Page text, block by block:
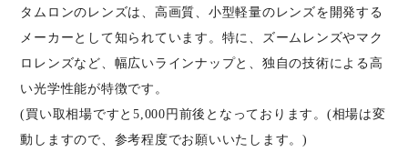
タムロンのレンズは、高画質、小型軽量のレンズを開発する
メーカーとして知られています。特に、ズームレンズやマク
ロレンズなど、幅広いラインナップと、独自の技術による高
い光学性能が特徴です。
(買い取相場ですと5,000円前後となっております。(相場は変
動しますので、参考程度でお願いいたします。)